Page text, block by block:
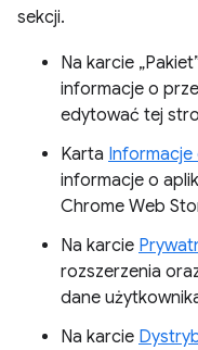
sekcji.
Na karcie
informacje o
edytować tej
Karta Informacje
informacje o
Chrome Web
Na karcie
rozszerzenia
dane
Na karcie